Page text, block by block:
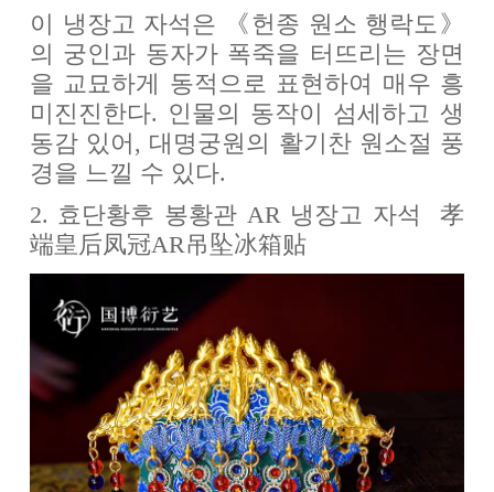
이 냉장고 자석은 《헌종 원소 행락도》
의 궁인과 동자가 폭죽을 터뜨리는 장면
을 교묘하게 동적으로 표현하여 매우 흥
미진진한다. 인물의 동작이 섬세하고 생
동감 있어, 대명궁원의 활기찬 원소절 풍
경을 느낄 수 있다.
2. 효단황후 봉황관 AR 냉장고 자석 孝
端皇后凤冠AR吊坠冰箱贴